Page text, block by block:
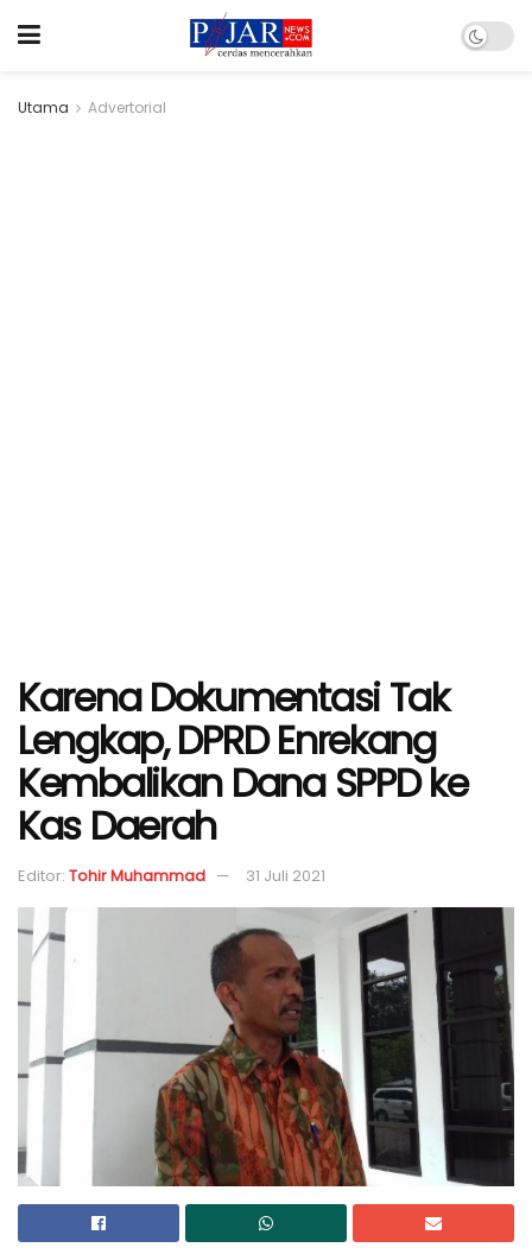
Utama Advertorial
Karena Dokumentasi Tak
Lengkap, DPRD Enrekang
Kembalikan Dana SPPD ke
Kas Daerah
Editor: Tohir Muhammad 31 Juli 2021